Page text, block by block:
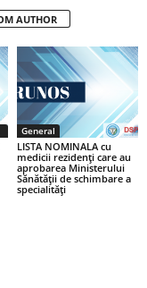
AUTHOR
General
LISTA NOMINALA cu
medicii rezidenţi care au
aprobarea Ministerului
Sănătăţii de schimbare a
specialităţi